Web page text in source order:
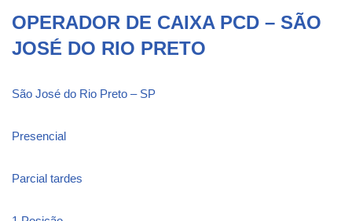
OPERADOR DE CAIXA PCD – SÃO
JOSÉ DO RIO PRETO
São José do Rio Preto – SP
Presencial
Parcial tardes